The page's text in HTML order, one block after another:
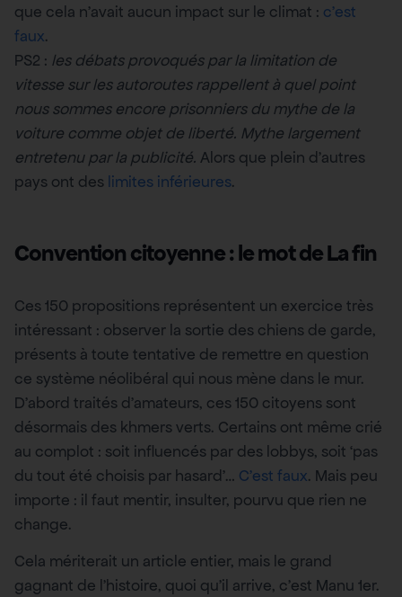
que cela n’avait aucun impact sur le climat : c’est
faux.
PS2 : les débats provoqués par la limitation de
vitesse sur les autoroutes rappellent à quel point
nous sommes encore prisonniers du mythe de la
voiture comme objet de liberté. Mythe largement
entretenu par la publicité. Alors que plein d’autres
pays ont des limites inférieures.
Convention citoyenne : le mot de La fin
Ces 150 propositions représentent un exercice très
intéressant : observer la sortie des chiens de garde,
présents à toute tentative de remettre en question
ce système néolibéral qui nous mène dans le mur.
D’abord traités d’amateurs, ces 150 citoyens sont
désormais des khmers verts. Certains ont même crié
au complot : soit influencés par des lobbys, soit ‘pas
du tout été choisis par hasard’… C’est faux. Mais peu
importe : il faut mentir, insulter, pourvu que rien ne
change.
Cela mériterait un article entier, mais le grand
gagnant de l’histoire, quoi qu’il arrive, c’est Manu 1er.